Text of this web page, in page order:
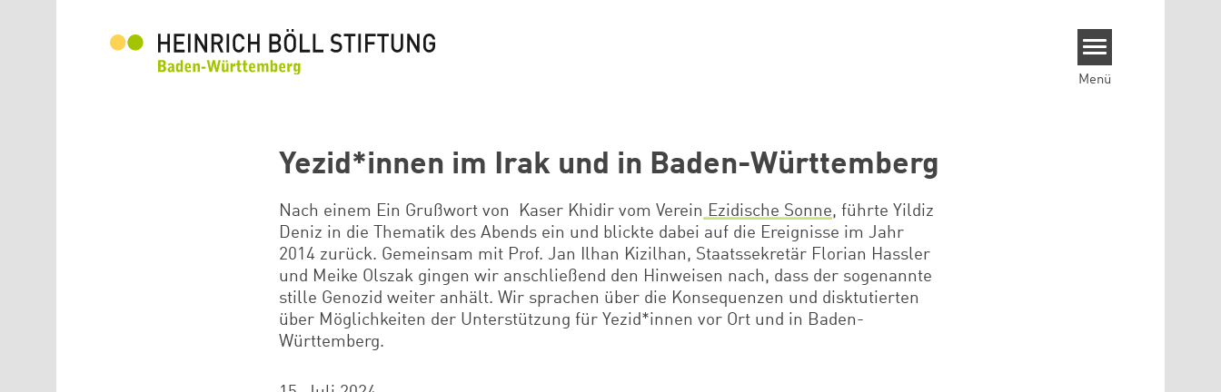
Menü
Yezid*innen im Irak und in Baden-Württemberg
Nach einem Ein Grußwort von Kaser Khidir vom Verein Ezidische Sonne, führte Yildiz
Deniz in die Thematik des Abends ein und blickte dabei auf die Ereignisse im Jahr
2014 zurück. Gemeinsam mit Prof. Jan Ilhan Kizilhan, Staatssekretär Florian Hassler
und Meike Olszak gingen wir anschließend den Hinweisen nach, dass der sogenannte
stille Genozid weiter anhält. Wir sprachen über die Konsequenzen und disktutierten
über Möglichkeiten der Unterstützung für Yezid*innen vor Ort und in Baden-
Württemberg.